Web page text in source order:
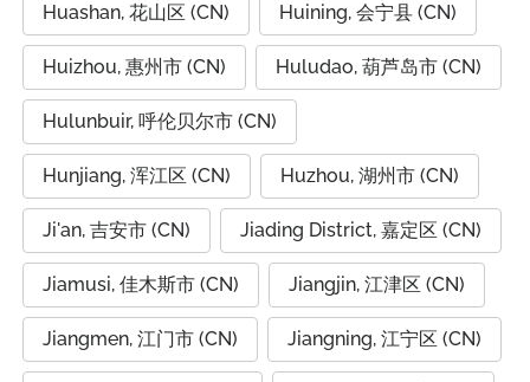
Huashan, 花山区 (CN) Huining, 会宁县 (CN)
Huizhou, 惠州市 (CN) Huludao, 葫芦岛市 (CN)
Hulunbuir, 呼伦贝尔市 (CN)
Hunjiang, 浑江区 (CN) Huzhou, 湖州市 (CN)
Ji'an, 吉安市 (CN) Jiading District, 嘉定区 (CN)
Jiamusi, 佳木斯市 (CN) Jiangjin, 江津区 (CN)
Jiangmen, 江门市 (CN) Jiangning, 江宁区 (CN)